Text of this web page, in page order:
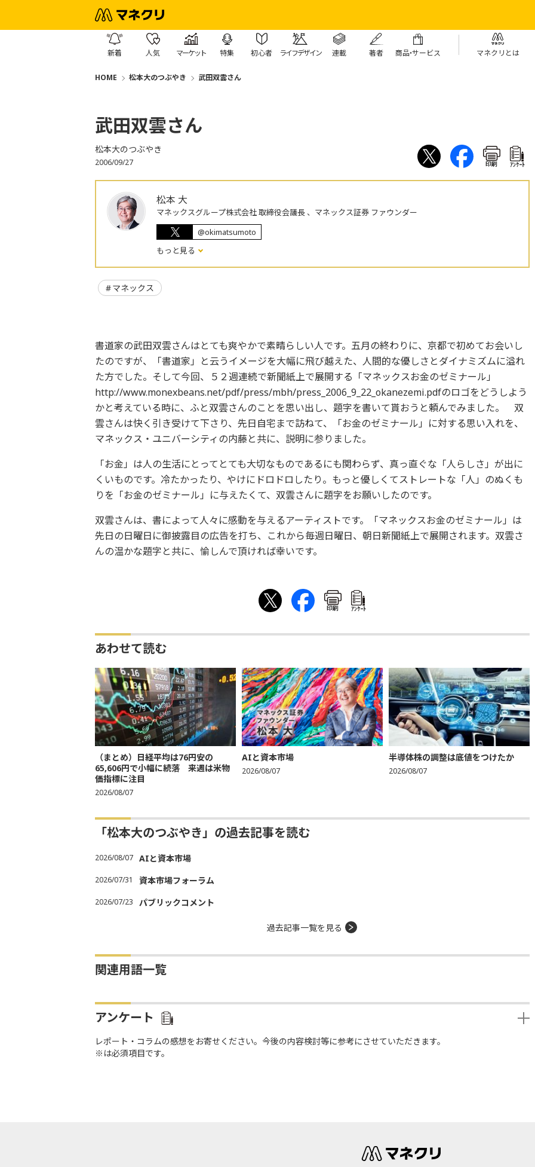
新着 人気 マーケット 特集 初心者 ライフデザイン 連載 著者 商品・サービス マネクリとは
HOME 松本大のつぶやき 武田双雲さん
武田双雲さん
松本大のつぶやき
2006/09/27 印刷 ｱﾝｹｰﾄ
松本 大
マネックスグループ株式会社 取締役会議長 、マネックス証券 ファウンダー
@okimatsumoto
もっと見る
マネックス
書道家の武田双雲さんはとても爽やかで素晴らしい人です。五月の終わりに、京都で初めてお会いし
たのですが、「書道家」と云うイメージを大幅に飛び越えた、人間的な優しさとダイナミズムに溢れ
た方でした。そして今回、５２週連続で新聞紙上で展開する「マネックスお金のゼミナール」
http://www.monexbeans.net/pdf/press/mbh/press_2006_9_22_okanezemi.pdfのロゴをどうしよう
かと考えている時に、ふと双雲さんのことを思い出し、題字を書いて貰おうと頼んでみました。 双
雲さんは快く引き受けて下さり、先日自宅まで訪ねて、「お金のゼミナール」に対する思い入れを、
マネックス・ユニバーシティの内藤と共に、説明に参りました。
「お金」は人の生活にとってとても大切なものであるにも関わらず、真っ直ぐな「人らしさ」が出に
くいものです。冷たかったり、やけにドロドロしたり。もっと優しくてストレートな「人」のぬくも
りを「お金のゼミナール」に与えたくて、双雲さんに題字をお願いしたのです。
双雲さんは、書によって人々に感動を与えるアーティストです。「マネックスお金のゼミナール」は
先日の日曜日に御披露目の広告を打ち、これから毎週日曜日、朝日新聞紙上で展開されます。双雲さ
んの温かな題字と共に、愉しんで頂ければ幸いです。
印刷 ｱﾝｹｰﾄ
あわせて読む
（まとめ）日経平均は76円安の
65,606円で小幅に続落 来週は米物
価指標に注目
2026/08/07
AIと資本市場
2026/08/07
半導体株の調整は底値をつけたか
2026/08/07
「松本大のつぶやき」の過去記事を読む
2026/08/07 AIと資本市場
2026/07/31 資本市場フォーラム
2026/07/23 パブリックコメント
過去記事一覧を見る
関連用語一覧
アンケート
レポート・コラムの感想をお寄せください。今後の内容検討等に参考にさせていただきます。
※は必須項目です。